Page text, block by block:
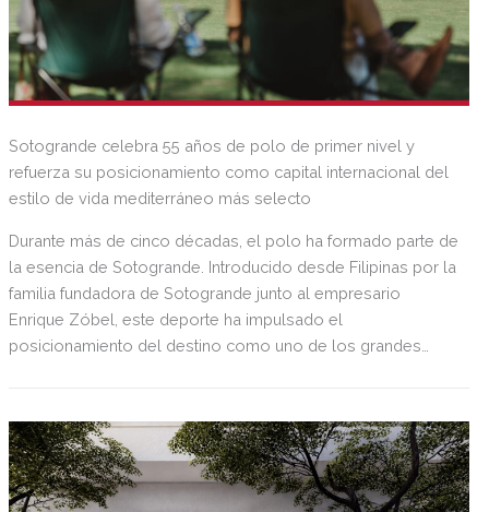
Sotogrande celebra 55 años de polo de primer nivel y
refuerza su posicionamiento como capital internacional del
estilo de vida mediterráneo más selecto
Durante más de cinco décadas, el polo ha formado parte de
la esencia de Sotogrande. Introducido desde Filipinas por la
familia fundadora de Sotogrande junto al empresario
Enrique Zóbel, este deporte ha impulsado el
posicionamiento del destino como uno de los grandes
tradición, gastronomía y una exclusiva agenda social.